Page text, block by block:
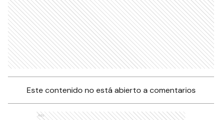
Este contenido no está abierto a comentarios
Ads